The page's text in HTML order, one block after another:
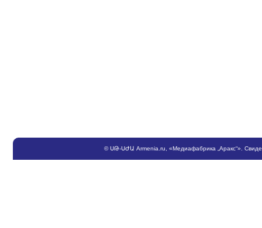
©ՍԹ-ՍԺԱ Armenia.ru , «Медиафабрика „Аракс“».